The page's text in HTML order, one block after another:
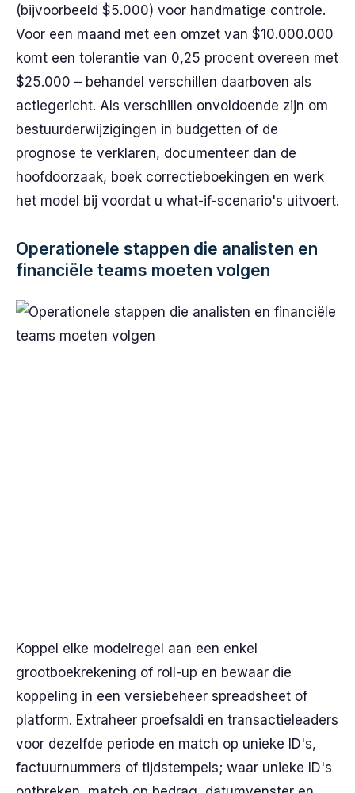
(bijvoorbeeld $5.000) voor handmatige controle.
Voor een maand met een omzet van $10.000.000
komt een tolerantie van 0,25 procent overeen met
$25.000 – behandel verschillen daarboven als
actiegericht. Als verschillen onvoldoende zijn om
bestuurderwijzigingen in budgetten of de
prognose te verklaren, documenteer dan de
hoofdoorzaak, boek correctieboekingen en werk
het model bij voordat u what-if-scenario's uitvoert.
Operationele stappen die analisten en
financiële teams moeten volgen
Koppel elke modelregel aan een enkel
grootboekrekening of roll-up en bewaar die
koppeling in een versiebeheer spreadsheet of
platform. Extraheer proefsaldi en transactieleaders
voor dezelfde periode en match op unieke ID's,
factuurnummers of tijdstempels; waar unieke ID's